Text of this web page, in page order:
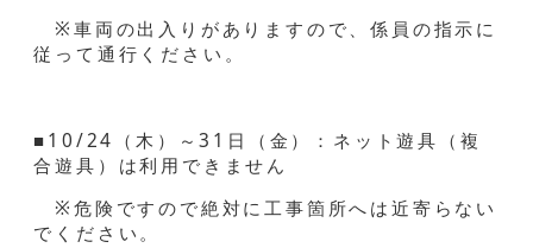
※車両の出入りがありますので、係員の指示に
従って通行ください。
■10/24 （木）～31 日（金）：ネット遊具（複
合遊具）は利用できません
※危険ですので絶対に工事箇所へは近寄らない
でください。